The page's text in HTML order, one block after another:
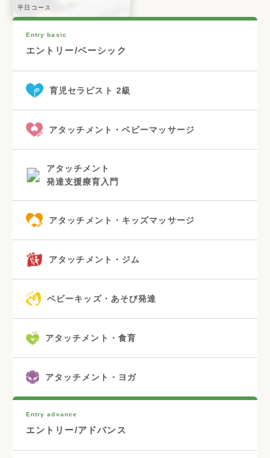
平日コース
Entry basic
エントリー/ベーシック
育児セラピスト 2級
アタッチメント・ベビーマッサージ
アタッチメント
発達支援療育入門
アタッチメント・キッズマッサージ
アタッチメント・ジム
ベビーキッズ・あそび発達
アタッチメント・食育
アタッチメント・ヨガ
Entry advance
エントリー/アドバンス